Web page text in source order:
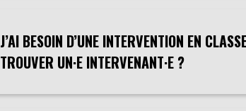
J’AI BESOIN D’UNE INTERVENTION EN
TROUVER UN·E INTERVENANT·E ?